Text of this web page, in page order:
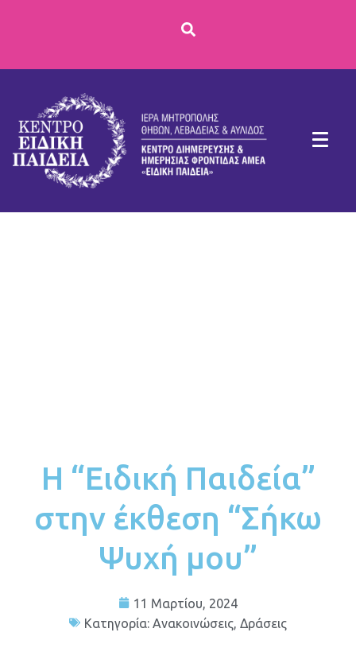
Η “Ειδική Παιδεία”
στην έκθεση “Σήκω
Ψυχή μου”
11 Μαρτίου, 2024
Κατηγορία: Ανακοινώσεις, Δράσεις